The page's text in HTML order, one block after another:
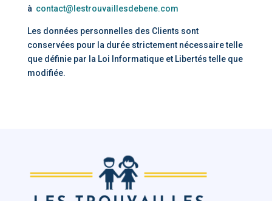
à contact@lestrouvaillesdebene.com
Les données personnelles des Clients sont
conservées pour la durée strictement nécessaire telle
que définie par la Loi Informatique et Libertés telle que
modifiée.